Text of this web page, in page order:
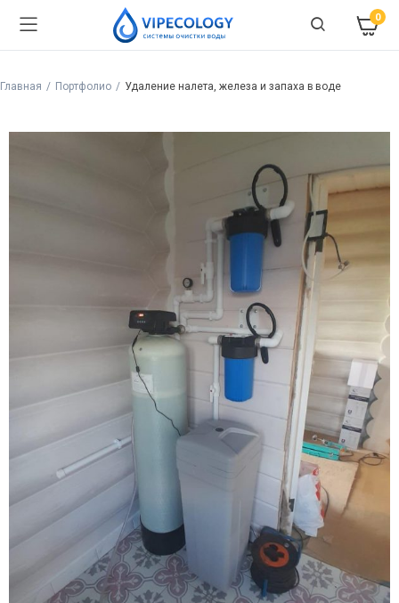
0
Главная Портфолио Удаление налета, железа и запаха в воде